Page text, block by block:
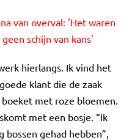
van overval: 'Het waren
schijn van kans'
hierlangs. Ik vind het
klant die de zaak
met roze bloemen.
met een bosje. “Ik
bossen gehad hebben”,